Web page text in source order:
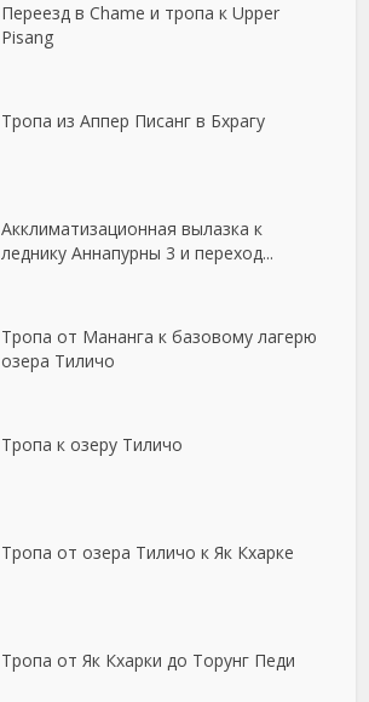
Переезд в Chame и тропа к Upper
Pisang
Тропа из Аппер Писанг в Бхрагу
Акклиматизационная вылазка к
леднику Аннапурны 3 и переход...
Тропа от Мананга к базовому лагерю
озера Тиличо
Тропа к озеру Тиличо
Тропа от озера Тиличо к Як Кхарке
Тропа от Як Кхарки до Торунг Педи